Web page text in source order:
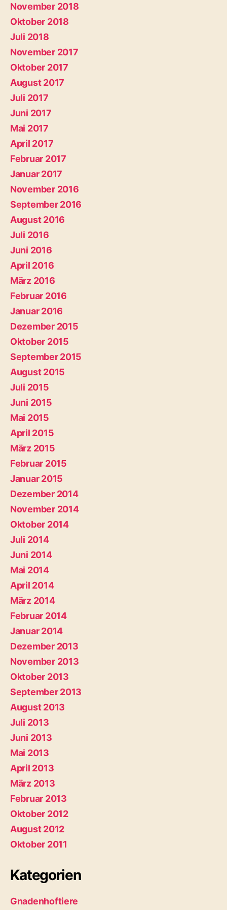
November 2018
Oktober 2018
Juli 2018
November 2017
Oktober 2017
August 2017
Juli 2017
Juni 2017
Mai 2017
April 2017
Februar 2017
Januar 2017
November 2016
September 2016
August 2016
Juli 2016
Juni 2016
April 2016
März 2016
Februar 2016
Januar 2016
Dezember 2015
Oktober 2015
September 2015
August 2015
Juli 2015
Juni 2015
Mai 2015
April 2015
März 2015
Februar 2015
Januar 2015
Dezember 2014
November 2014
Oktober 2014
Juli 2014
Juni 2014
Mai 2014
April 2014
März 2014
Februar 2014
Januar 2014
Dezember 2013
November 2013
Oktober 2013
September 2013
August 2013
Juli 2013
Juni 2013
Mai 2013
April 2013
März 2013
Februar 2013
Oktober 2012
August 2012
Oktober 2011
Kategorien
Gnadenhoftiere